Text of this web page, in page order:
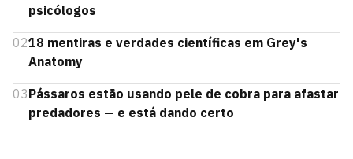
psicólogos
0218 mentiras e verdades científicas em Grey's
Anatomy
03Pássaros estão usando pele de cobra para afastar
predadores — e está dando certo